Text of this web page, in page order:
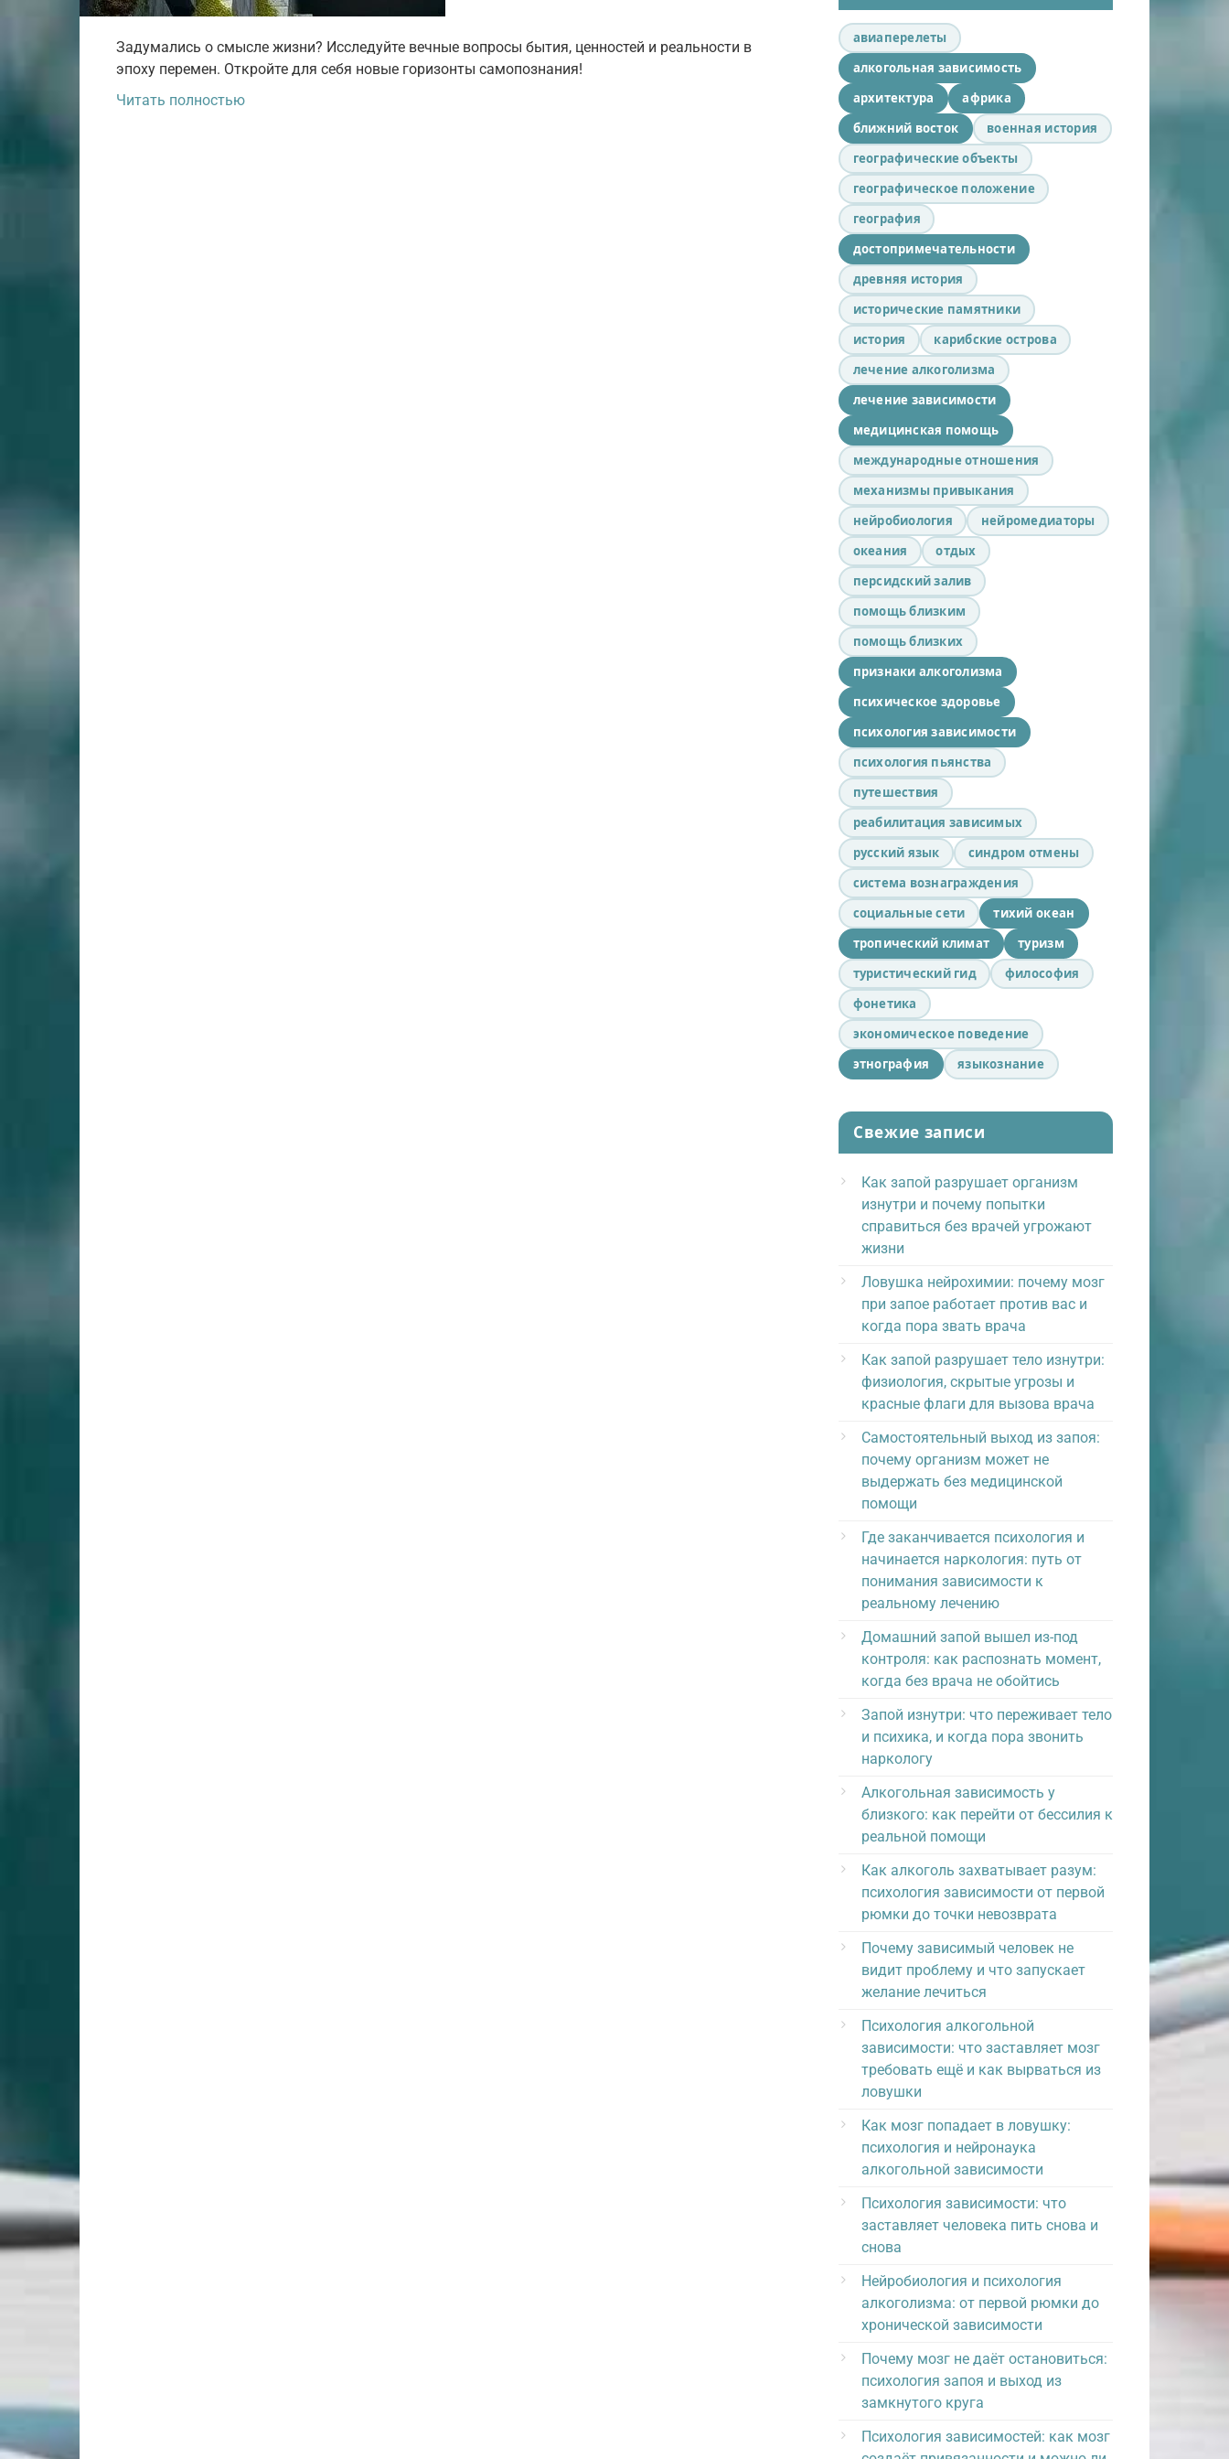
Задумались о смысле жизни? Исследуйте вечные вопросы бытия, ценностей и реальности в
эпоху перемен. Откройте для себя новые горизонты самопознания!
Читать полностью
авиаперелеты
алкогольная зависимость
архитектура
африка
ближний восток
военная история
географические объекты
географическое положение
география
достопримечательности
древняя история
исторические памятники
история
карибские острова
лечение алкоголизма
лечение зависимости
медицинская помощь
международные отношения
механизмы привыкания
нейробиология
нейромедиаторы
океания
отдых
персидский залив
помощь близким
помощь близких
признаки алкоголизма
психическое здоровье
психология зависимости
психология пьянства
путешествия
реабилитация зависимых
русский язык
синдром отмены
система вознаграждения
социальные сети
тихий океан
тропический климат
туризм
туристический гид
философия
фонетика
экономическое поведение
этнография
языкознание
Свежие записи
Как запой разрушает организм
изнутри и почему попытки
справиться без врачей угрожают
жизни
Ловушка нейрохимии: почему мозг
при запое работает против вас и
когда пора звать врача
Как запой разрушает тело изнутри:
физиология, скрытые угрозы и
красные флаги для вызова врача
Самостоятельный выход из запоя:
почему организм может не
выдержать без медицинской
помощи
Где заканчивается психология и
начинается наркология: путь от
понимания зависимости к
реальному лечению
Домашний запой вышел из-под
контроля: как распознать момент,
когда без врача не обойтись
Запой изнутри: что переживает тело
и психика, и когда пора звонить
наркологу
Алкогольная зависимость у
близкого: как перейти от бессилия к
реальной помощи
Как алкоголь захватывает разум:
психология зависимости от первой
рюмки до точки невозврата
Почему зависимый человек не
видит проблему и что запускает
желание лечиться
Психология алкогольной
зависимости: что заставляет мозг
требовать ещё и как вырваться из
ловушки
Как мозг попадает в ловушку:
психология и нейронаука
алкогольной зависимости
Психология зависимости: что
заставляет человека пить снова и
снова
Нейробиология и психология
алкоголизма: от первой рюмки до
хронической зависимости
Почему мозг не даёт остановиться:
психология запоя и выход из
замкнутого круга
Психология зависимостей: как мозг